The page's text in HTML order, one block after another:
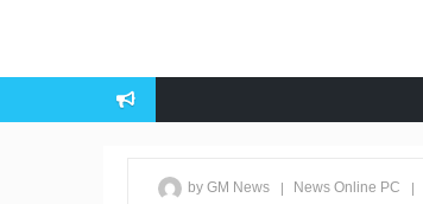
by GM News | News Online PC |